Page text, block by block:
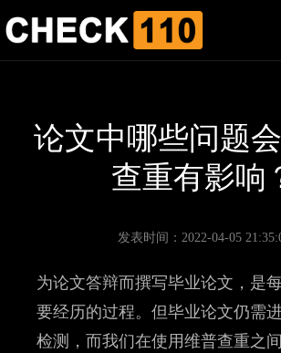
论文中哪些问题
查重有影响
发表时间：2022-04-05
为论文答辩而撰写毕业论文，是
要经历的过程。但毕业论文仍需
检测，而我们在使用维普查重之